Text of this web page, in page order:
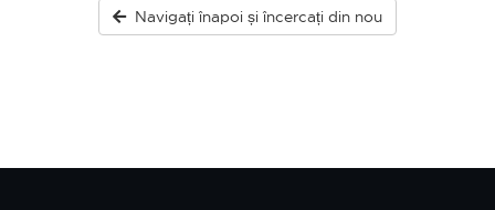
Navigați înapoi și încercați din nou